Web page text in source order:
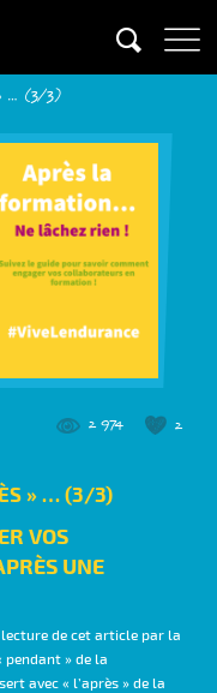
… (3/3)
2
2 974
» … (3/3)
VOS
UNE
lecture de cet article par la
pendant » de la
avec « l’après » de la